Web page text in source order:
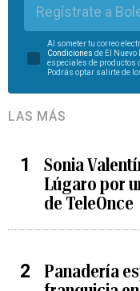
Regístrate a
Al someter tu correo
Condiciones de El
especiales de productos
Podrás optar salirte de
LAS MÁS
Sonia
Lúgaro por
de TeleOnce
Panadería